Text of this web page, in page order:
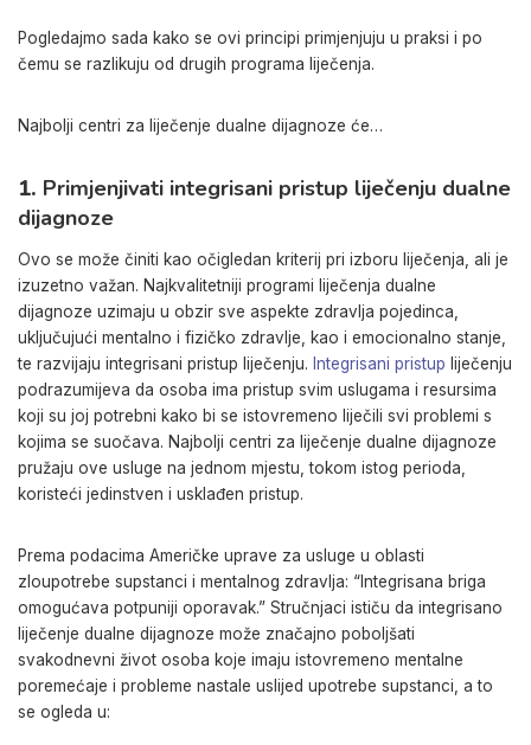
Pogledajmo sada kako se ovi principi primjenjuju u praksi i po
čemu se razlikuju od drugih programa liječenja.
Najbolji centri za liječenje dualne dijagnoze će…
1. Primjenjivati integrisani pristup liječenju dualne
dijagnoze
Ovo se može činiti kao očigledan kriterij pri izboru liječenja, ali je
izuzetno važan. Najkvalitetniji programi liječenja dualne
dijagnoze uzimaju u obzir sve aspekte zdravlja pojedinca,
uključujući mentalno i fizičko zdravlje, kao i emocionalno stanje,
te razvijaju integrisani pristup liječenju. Integrisani pristup liječenju
podrazumijeva da osoba ima pristup svim uslugama i resursima
koji su joj potrebni kako bi se istovremeno liječili svi problemi s
kojima se suočava. Najbolji centri za liječenje dualne dijagnoze
pružaju ove usluge na jednom mjestu, tokom istog perioda,
koristeći jedinstven i usklađen pristup.
Prema podacima Američke uprave za usluge u oblasti
zloupotrebe supstanci i mentalnog zdravlja: “Integrisana briga
omogućava potpuniji oporavak.” Stručnjaci ističu da integrisano
liječenje dualne dijagnoze može značajno poboljšati
svakodnevni život osoba koje imaju istovremeno mentalne
poremećaje i probleme nastale uslijed upotrebe supstanci, a to
se ogleda u: